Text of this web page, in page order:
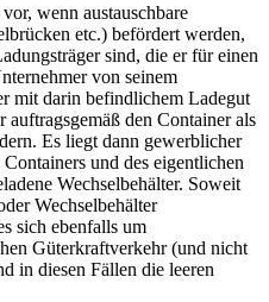
wenn austauschbare
etc.) befördert werden,
sind, die er für einen
von seinem
mit darin befindlichem Ladegut
den Container als
Es liegt dann gewerblicher
und des eigentlichen
Wechselbehälter. Soweit
Wechselbehälter
sich ebenfalls um
Güterkraftverkehr (und nicht
in diesen Fällen die leeren